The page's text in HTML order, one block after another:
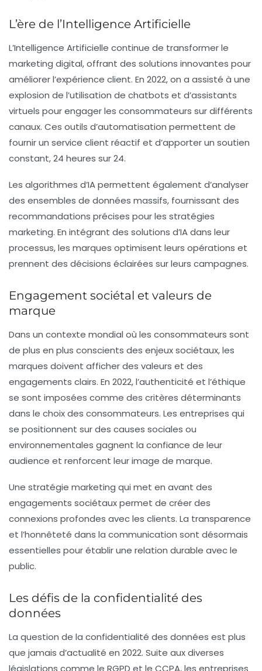
L’ère de l’Intelligence Artificielle
L’Intelligence Artificielle continue de transformer le
marketing digital, offrant des solutions innovantes pour
améliorer l’expérience client. En 2022, on a assisté à une
explosion de l’utilisation de chatbots et d’assistants
virtuels pour engager les consommateurs sur différents
canaux. Ces outils d’automatisation permettent de
fournir un service client réactif et d’apporter un soutien
constant, 24 heures sur 24.
Les algorithmes d’IA permettent également d’analyser
des ensembles de données massifs, fournissant des
recommandations précises pour les stratégies
marketing. En intégrant des solutions d’IAdans leur
processus, les marques optimisent leurs opérations et
prennent des décisions éclairées sur leurs campagnes.
Engagement sociétal et valeurs de
marque
Dans un contexte mondial où les consommateurs sont
de plus en plus conscients des enjeux sociétaux, les
marques doivent afficher des valeurs et des
engagements clairs. En 2022, l’authenticité et l’éthique
se sont imposées comme des critères déterminants
dans le choix des consommateurs. Les entreprises qui
se positionnent sur des causes sociales ou
environnementales gagnent la confiance de leur
audience et renforcent leur image de marque.
Une stratégie marketing qui met en avant des
engagements sociétaux permet de créer des
connexions profondes avec les clients. La transparence
et l’honnêteté dans la communication sont désormais
essentielles pour établir une relation durable avec le
public.
Les défis de la confidentialité des
données
La question de la confidentialité des données est plus
que jamais d’actualité en 2022. Suite aux diverses